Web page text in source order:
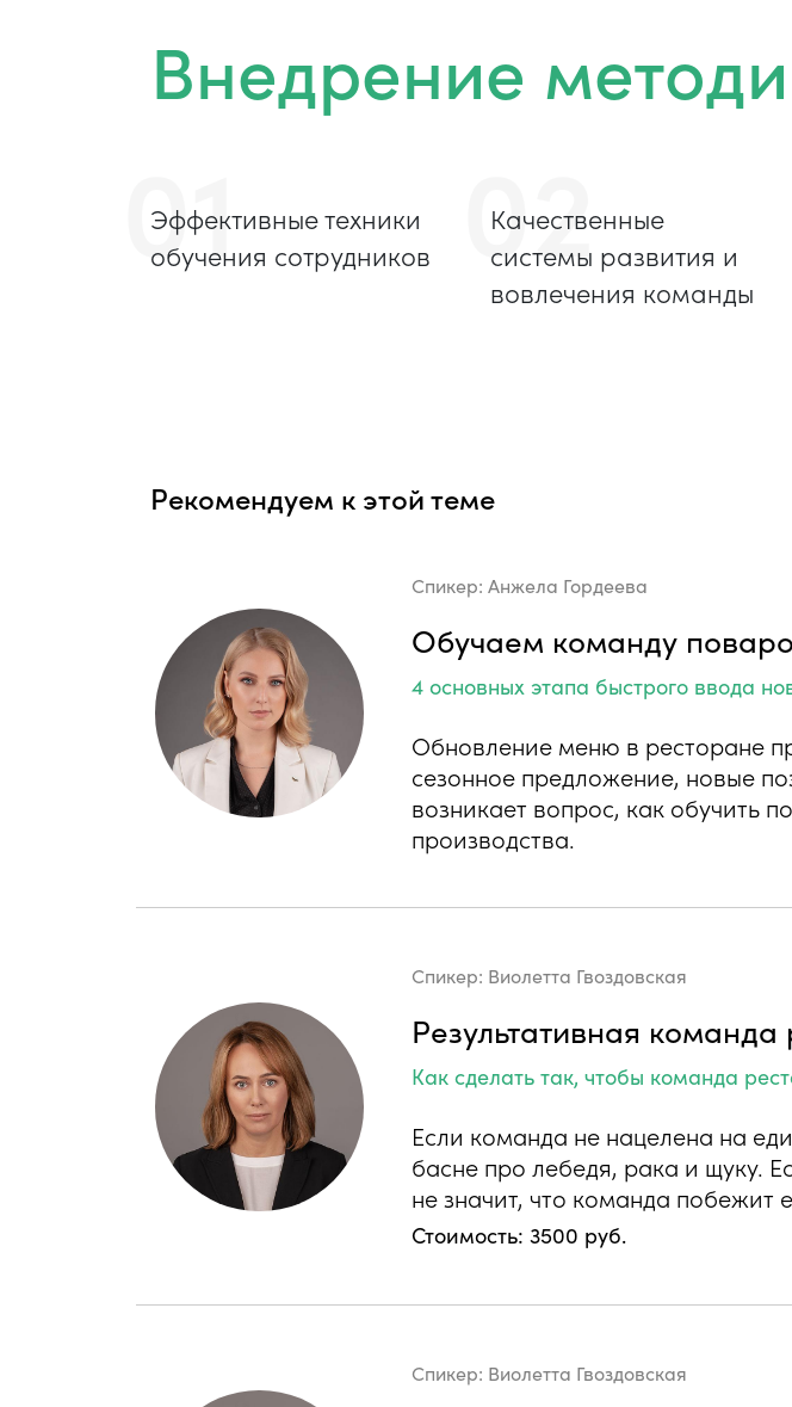
Внедрение
01
Эффективные техники
обучения сотрудников
02
Качественные
системы развития и
вовлечения команды
Рекомендуем к этой теме
Спикер: Анжела Гордеева
Обучаем команду
4 основных этапа быстрого ввода
Обновление меню в ресторане
сезонное предложение, новые
возникает вопрос, как обучить
производства.
Спикер: Виолетта Гвоздовская
Результативная
Как сделать так, чтобы команда
Если команда не нацелена на
басне про лебедя, рака и щуку.
не значит, что команда побежит
Стоимость: 3500 руб.
Спикер: Виолетта Гвоздовская